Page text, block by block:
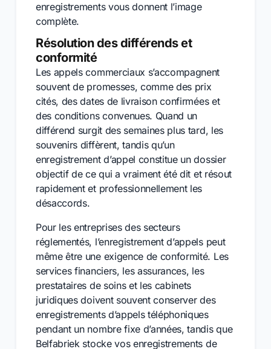
enregistrements vous donnent l’image
complète.
Résolution des différends et
conformité
Les appels commerciaux s’accompagnent
souvent de promesses, comme des prix
cités, des dates de livraison confirmées et
des conditions convenues. Quand un
différend surgit des semaines plus tard, les
souvenirs diffèrent, tandis qu’un
enregistrement d’appel constitue un dossier
objectif de ce qui a vraiment été dit et résout
rapidement et professionnellement les
désaccords.
Pour les entreprises des secteurs
réglementés, l’enregistrement d’appels peut
même être une exigence de conformité. Les
services financiers, les assurances, les
prestataires de soins et les cabinets
juridiques doivent souvent conserver des
enregistrements d’appels téléphoniques
pendant un nombre fixe d’années, tandis que
Belfabriek stocke vos enregistrements de